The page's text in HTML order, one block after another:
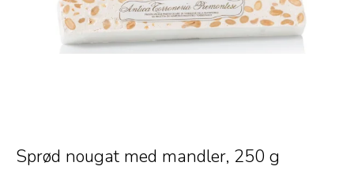
Sprød nougat med mandler, 250 g